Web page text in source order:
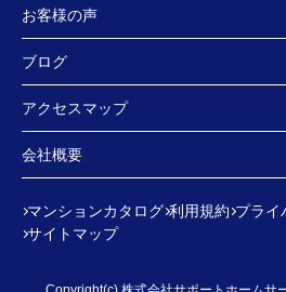
お客様の声
ブログ
アクセスマップ
会社概要
マンションカタログ 利用規約 プライ
サイトマップ